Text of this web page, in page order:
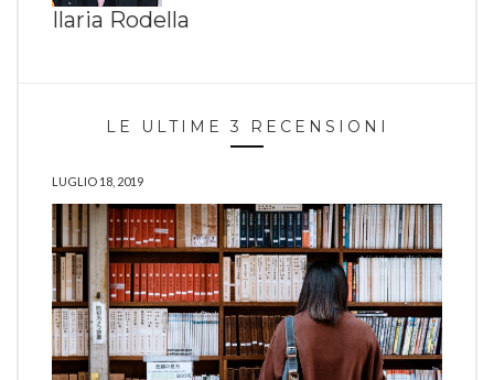
Ilaria Rodella
LE ULTIME 3 RECENSIONI
LUGLIO 18, 2019